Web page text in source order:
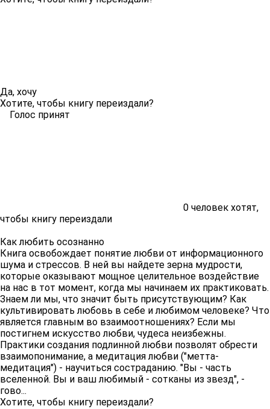
Да, хочу
Хотите, чтобы книгу переиздали?
Голос принят
0 человек хотят,
чтобы книгу переиздали
Как любить осознанно
Книга освобождает понятие любви от информационного
шума и стрессов. В ней вы найдете зерна мудрости,
которые оказывают мощное целительное воздействие
на нас в тот момент, когда мы начинаем их практиковать.
Знаем ли мы, что значит быть присутствующим? Как
культивировать любовь в себе и любимом человеке? Что
является главным во взаимоотношениях? Если мы
постигнем искусство любви, чудеса неизбежны.
Практики создания подлинной любви позволят обрести
взаимопонимание, а медитация любви ("метта-
медитация") - научиться состраданию. "Вы - часть
вселенной. Вы и ваш любимый - сотканы из звезд", -
гово...
Хотите, чтобы книгу переиздали?